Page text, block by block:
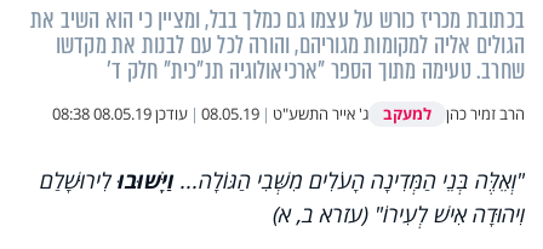
בכתובת מכריז כורש על עצמו גם כמלך בבל, ומציין כי הוא השיב את
הגולים אליה למקומות מגוריהם, והורה לכל עם לבנות את מקדשו
שחרב. טעימה מתוך הספר "ארכיאולוגיה תנ"כית" חלק ד'
הרב זמיר כהן למעקב ג' אייר התשע"ט |
08.05.19
| עודכן08.05.19 08:38
"וְאֵלֶּה בְּנֵי הַמְּדִינָה הָעֹלִים מִשְּׁבִי הַגּוֹלָה... וַיָּשׁוּבוּלִירוּשָׁלַ‍ם
וִיהוּדָה אִישׁ לְעִירוֹ" (עזרא ב, א)